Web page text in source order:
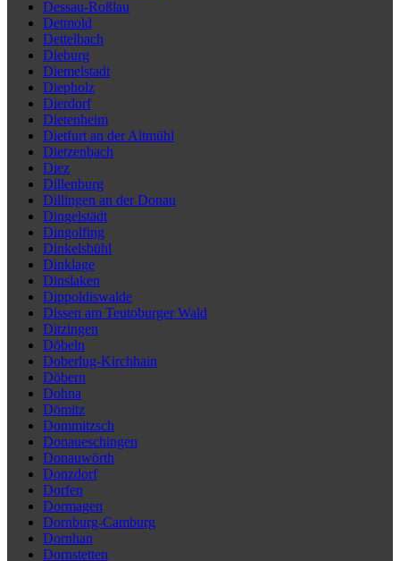
Dessau-Roßlau
Detmold
Dettelbach
Dieburg
Diemelstadt
Diepholz
Dierdorf
Dietenheim
Dietfurt an der Altmühl
Dietzenbach
Diez
Dillenburg
Dillingen an der Donau
Dingelstädt
Dingolfing
Dinkelsbühl
Dinklage
Dinslaken
Dippoldiswalde
Dissen am Teutoburger Wald
Ditzingen
Döbeln
Doberlug-Kirchhain
Döbern
Dohna
Dömitz
Dommitzsch
Donaueschingen
Donauwörth
Donzdorf
Dorfen
Dormagen
Dornburg-Camburg
Dornhan
Dornstetten